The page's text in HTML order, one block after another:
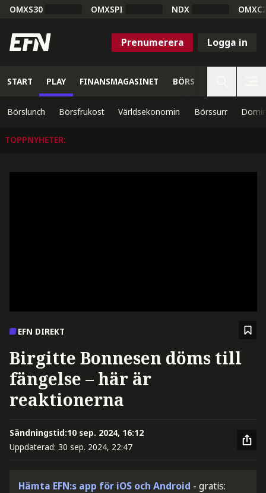
OMXS30 OMXSPI NDX
Prenumerera Logga in
START PLAY FINANSMAGASINET BÖRS
Börslunch Börsfrukost Världsekonomin Börssurr
TOPPNYHETER:
EFN DIREKT
Birgitte Bonnesen döms till
fängelse – här är
reaktionerna
Sändningstid:10 sep. 2024, 16:12
Uppdaterad: 30 sep. 2024, 22:47
Hämta EFN:s app för iOS och Android - gratis: